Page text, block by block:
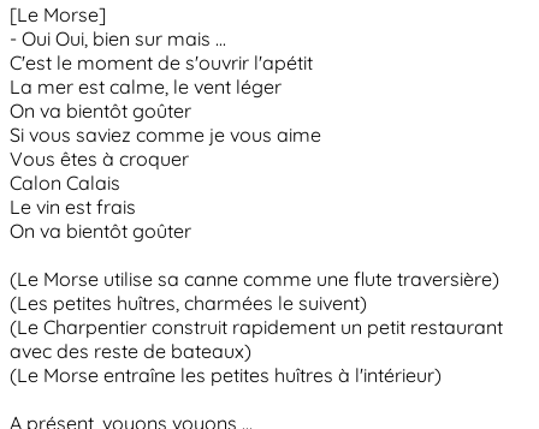
[Le Morse]
- Oui Oui, bien sur mais ...
C'est le moment de s'ouvrir l'apétit
La mer est calme, le vent léger
On va bientôt goûter
Si vous saviez comme je vous aime
Vous êtes à croquer
Calon Calais
Le vin est frais
On va bientôt goûter
(Le Morse utilise sa canne comme une flute traversière)
(Les petites huîtres, charmées le suivent)
(Le Charpentier construit rapidement un petit restaurant
avec des reste de bateaux)
(Le Morse entraîne les petites huîtres à l'intérieur)
A présent, voyons voyons ...